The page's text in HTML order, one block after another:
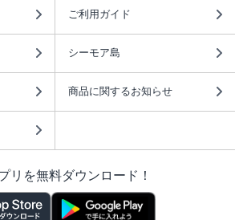
ご利用ガイド
シーモア島
商品に関するお知らせ
リを無料ダウンロード！